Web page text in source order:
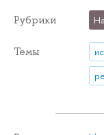
Рубрики
Темы